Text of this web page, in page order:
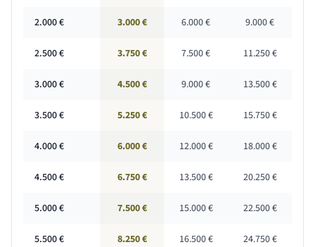
2.000€ 3.000 € 6.000 € 9.000 €
2.500€ 3.750 € 7.500 € 11.250 €
3.000€ 4.500 € 9.000 € 13.500 €
3.500€ 5.250 € 10.500 € 15.750 €
4.000€ 6.000 € 12.000 € 18.000 €
4.500€ 6.750 € 13.500 € 20.250 €
5.000€ 7.500 € 15.000 € 22.500 €
5.500€ 8.250 € 16.500 € 24.750 €